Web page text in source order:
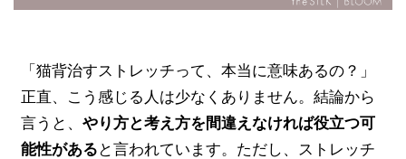
「猫背治すストレッチって、本当に意味あるの？」
正直、こう感じる人は少なくありません。結論から
言うと、 やり方と考え方を間違えなければ役立つ可
能性がある と言われています。ただし、ストレッチ